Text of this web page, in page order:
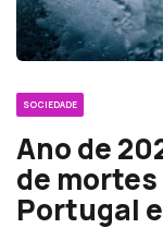
SOCIEDADE
Ano de
de
Portugal